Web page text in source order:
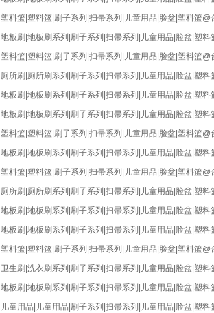
塑料篮|塑料篮|刷子系列|扫帚系列|儿童用品|脸盆|塑料篮
地板刷|地板刷系列|刷子系列|扫帚系列|儿童用品|脸盆|塑
塑料篮|塑料篮|刷子系列|扫帚系列|儿童用品|脸盆|塑料篮
厕所刷|厕所刷系列|刷子系列|扫帚系列|儿童用品|脸盆|塑
地板刷|地板刷系列|刷子系列|扫帚系列|儿童用品|脸盆|塑
地板刷|地板刷系列|刷子系列|扫帚系列|儿童用品|脸盆|塑
塑料篮|塑料篮|刷子系列|扫帚系列|儿童用品|脸盆|塑料篮
地板刷|地板刷系列|刷子系列|扫帚系列|儿童用品|脸盆|塑
塑料篮|塑料篮|刷子系列|扫帚系列|儿童用品|脸盆|塑料篮
厕所刷|厕所刷系列|刷子系列|扫帚系列|儿童用品|脸盆|塑
地板刷|地板刷系列|刷子系列|扫帚系列|儿童用品|脸盆|塑
地板刷|地板刷系列|刷子系列|扫帚系列|儿童用品|脸盆|塑
塑料篮|塑料篮|刷子系列|扫帚系列|儿童用品|脸盆|塑料篮
卫生刷|洗衣刷系列|刷子系列|扫帚系列|儿童用品|脸盆|塑
地板刷|地板刷系列|刷子系列|扫帚系列|儿童用品|脸盆|塑
儿童用品|儿童用品|刷子系列|扫帚系列|儿童用品|脸盆|塑